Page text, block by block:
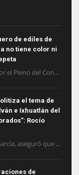
de ediles de
no tiene color ni
el Pleno del Con...
el tema de
e Ixhuatlán del
Rocío
aseguró que ...
de